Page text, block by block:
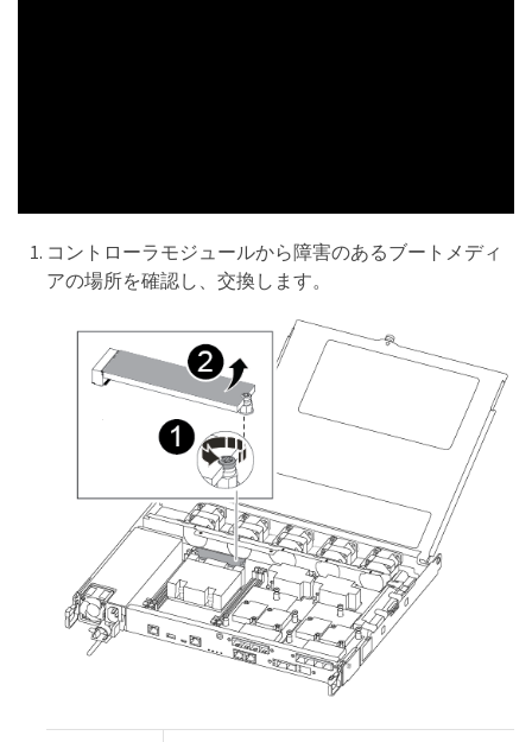
コントローラモジュールから障害のあるブートメディ
アの場所を確認し、交換します。